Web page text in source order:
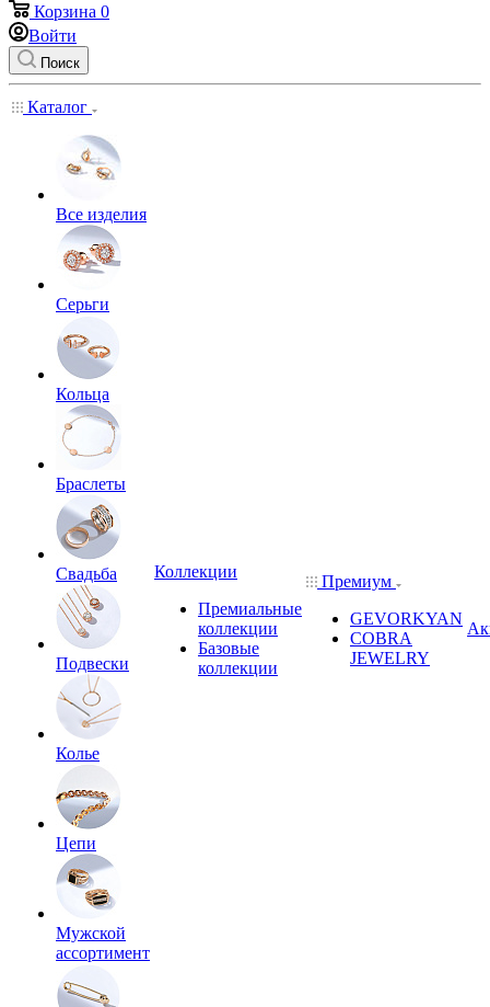
Корзина 0
Войти
Поиск
Каталог
Все изделия
Серьги
Кольца
Браслеты
Свадьба
Подвески
Колье
Цепи
Мужской
ассортимент
Коллекции
Премиальные
коллекции
Базовые
коллекции
Премиум
GEVORKYAN
COBRA
JEWELRY